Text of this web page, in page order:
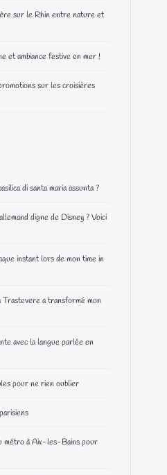
sur le Rhin entre nature et
et ambiance festive en mer !
sur les croisières
di santa maria assunta ?
digne de Disney ? Voici
instant lors de mon time in
Trastevere a transformé mon
avec la langue parlée en
pour ne rien oublier
métro à Aix-les-Bains pour